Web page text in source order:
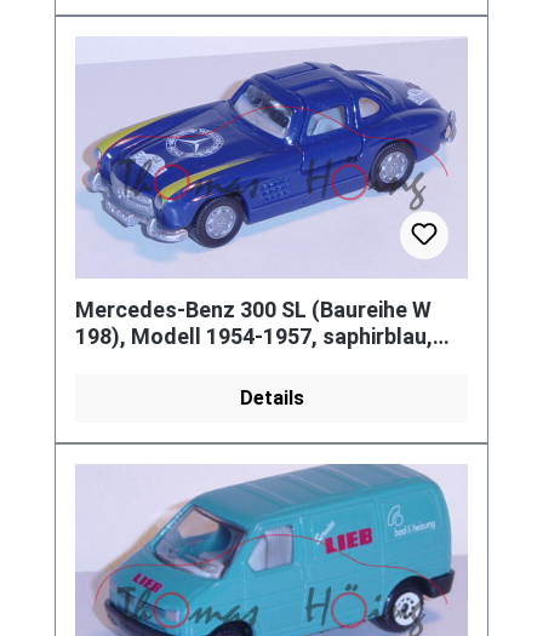
Mercedes-Benz 300 SL (Baureihe W
198), Modell 1954-1957, saphirblau,
Details